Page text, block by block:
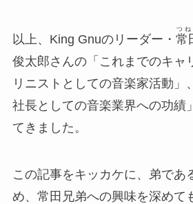
以上、King Gnuのリーダー・ 常
つ
俊太郎さんの「これまでのキャ
リニストとしての音楽家活動」
社長としての音楽業界への功績
てきました。
この記事をキッカケに、
弟であ
め、常田兄弟への興味を深めて